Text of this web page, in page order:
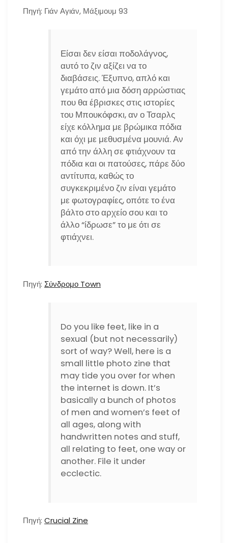
Πηγή: Γιάν Αγιάν, Μάξιμουμ 93
Είσαι δεν είσαι ποδολάγνος,
αυτό το ζιν αξίζει να το
διαβάσεις. Έξυπνο, απλό και
γεμάτο από μια δόση αρρώστιας
που θα έβρισκες στις ιστορίες
του Μπουκόφσκι, αν ο Τσαρλς
είχε κόλλημα με βρώμικα πόδια
και όχι με μεθυσμένα μουνιά. Αν
από την άλλη σε φτιάχνουν τα
πόδια και οι πατούσες, πάρε δύο
αντίτυπα, καθώς το
συγκεκριμένο ζιν είναι γεμάτο
με φωτογραφίες, οπότε το ένα
βάλτο στο αρχείο σου και το
άλλο “ίδρωσε” το με ότι σε
φτιάχνει.
Πηγή: Σύνδρομο Town
Do you like feet, like in a
sexual (but not necessarily)
sort of way? Well, here is a
small little photo zine that
may tide you over for when
the internet is down. It’s
basically a bunch of photos
of men and women’s feet of
all ages, along with
handwritten notes and stuff,
all relating to feet, one way or
another. File it under
ecclectic.
Πηγή: Crucial Zine